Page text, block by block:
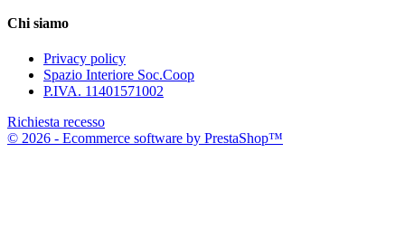
Chi siamo
Privacy policy
Spazio Interiore Soc.Coop
P.IVA. 11401571002
Richiesta recesso
© 2026 - Ecommerce software by PrestaShop™